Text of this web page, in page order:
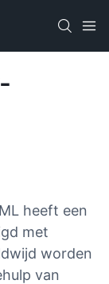
heeft een
met
worden
van